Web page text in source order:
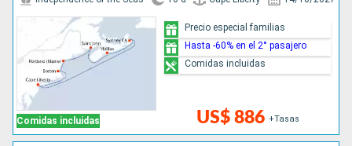
Comidas incluidas US$ 886 +Tasas
Precio especial familias
Hasta -60% en el 2° pasajero
Comidas incluidas